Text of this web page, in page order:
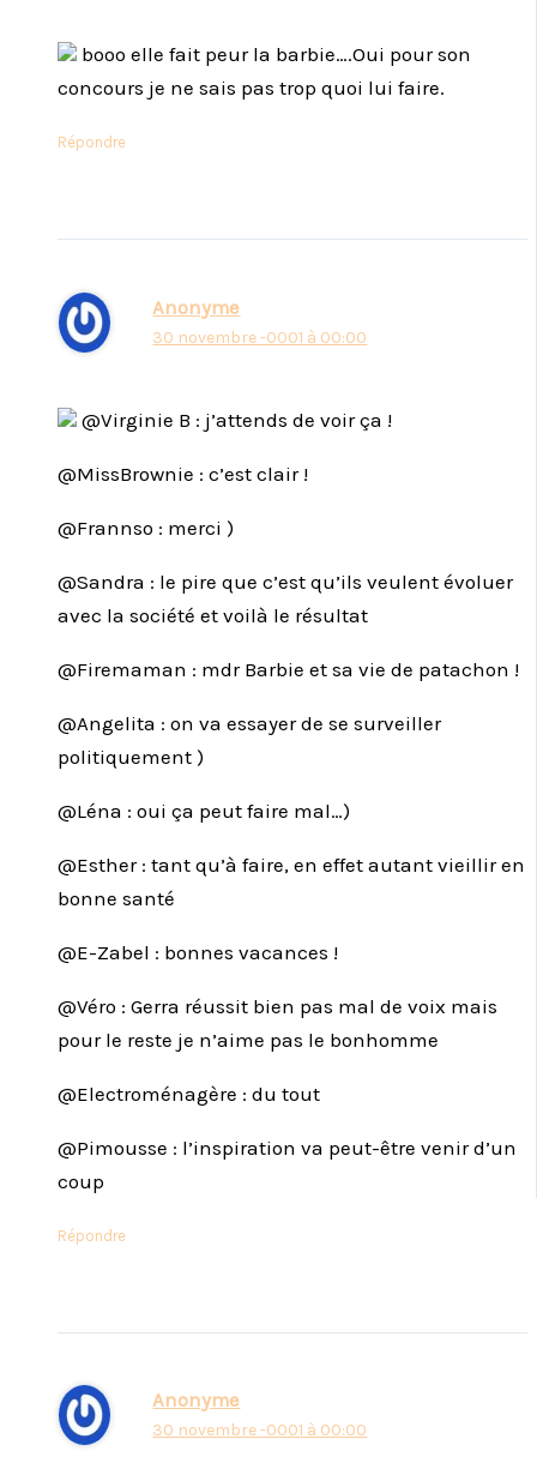
booo elle fait peur la barbie….Oui pour son
concours je ne sais pas trop quoi lui faire.
Répondre
Anonyme
30 novembre -0001 à 00:00
@Virginie B : j’attends de voir ça !
@MissBrownie : c’est clair !
@Frannso : merci )
@Sandra : le pire que c’est qu’ils veulent évoluer
avec la société et voilà le résultat
@Firemaman : mdr Barbie et sa vie de patachon !
@Angelita : on va essayer de se surveiller
politiquement )
@Léna : oui ça peut faire mal…)
@Esther : tant qu’à faire, en effet autant vieillir en
bonne santé
@E-Zabel : bonnes vacances !
@Véro : Gerra réussit bien pas mal de voix mais
pour le reste je n’aime pas le bonhomme
@Electroménagère : du tout
@Pimousse : l’inspiration va peut-être venir d’un
coup
Répondre
Anonyme
30 novembre -0001 à 00:00